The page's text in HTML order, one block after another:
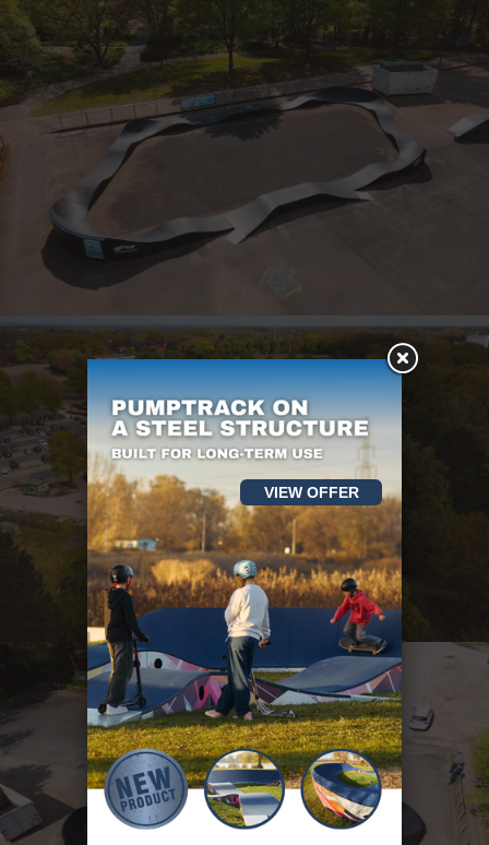
VIEW OFFER